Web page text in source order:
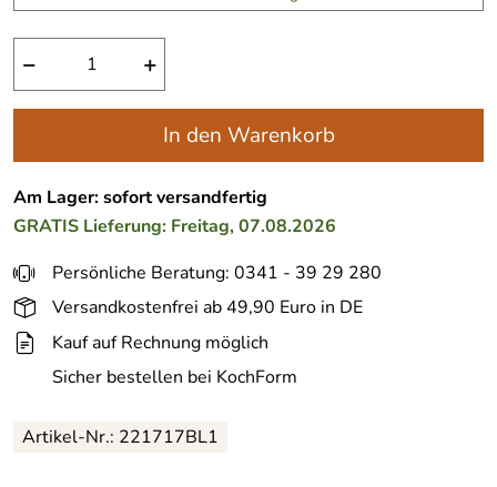
− +
In den Warenkorb
Am Lager: sofort versandfertig
GRATIS Lieferung: Freitag, 07.08.2026
Persönliche Beratung: 0341 - 39 29 280
Versandkostenfrei ab 49,90 Euro in DE
Kauf auf Rechnung möglich
Sicher bestellen bei KochForm
Artikel-Nr.: 221717BL1